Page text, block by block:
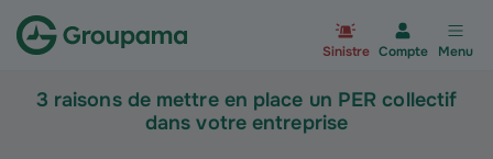
Sinistre Compte Menu
3 raisons de mettre en place un PER collectif
dans votre entreprise